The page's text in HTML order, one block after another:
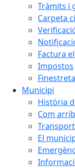
Tràmits i
Carpeta
Factura
Impostos
Municipi
Història
Com
El